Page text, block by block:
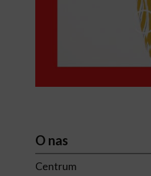
O nas
Centrum